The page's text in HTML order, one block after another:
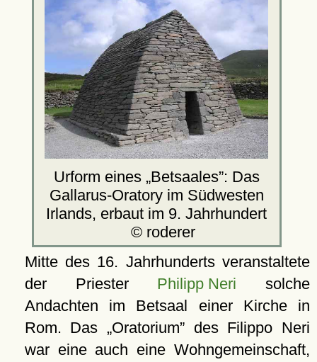
Urform eines Betsaales : Das
Gallarus-Oratory im Südwesten
Irlands, erbaut im 9. Jahrhundert
© roderer
Mitte des 16. Jahrhunderts veranstaltete
der Priester Philipp Neri solche
Andachten im Betsaal einer Kirche in
Rom. Das Oratorium
des Filippo Neri
war eine auch eine Wohngemeinschaft,